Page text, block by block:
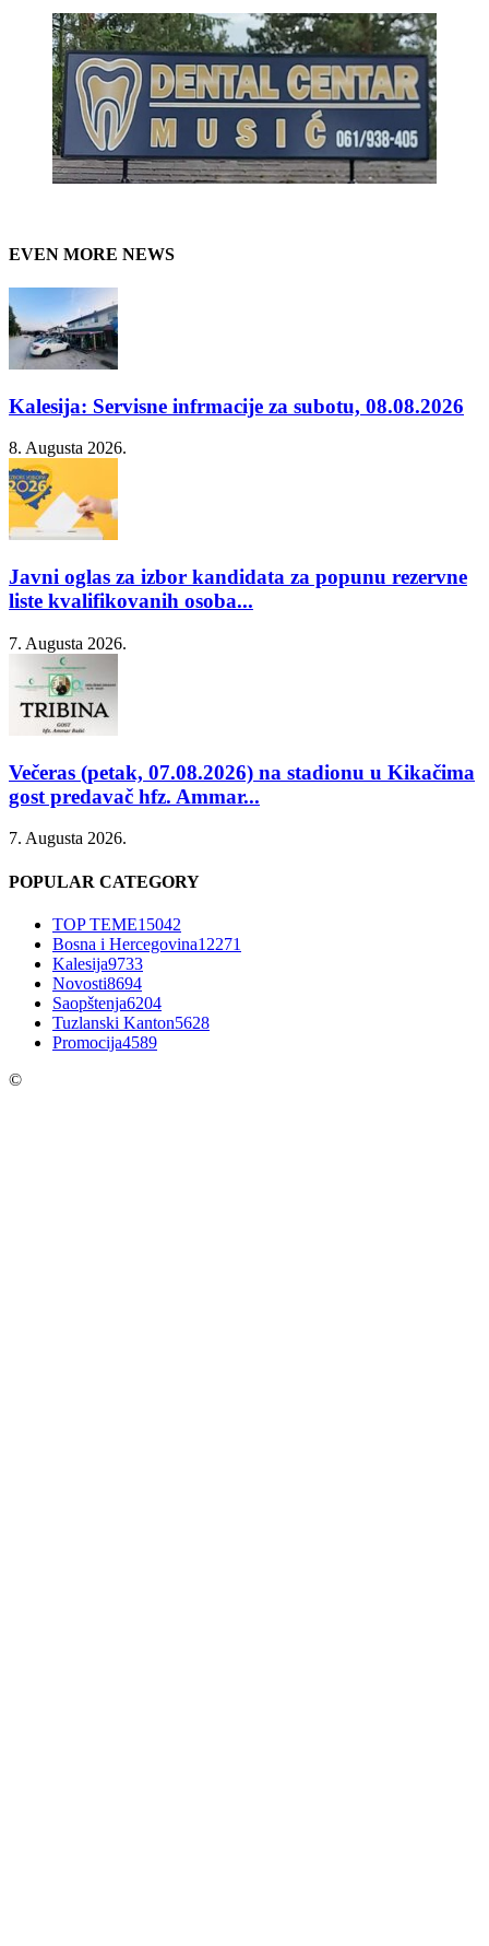
EVEN MORE NEWS
Kalesija: Servisne infrmacije za subotu, 08.08.2026
8. Augusta 2026.
Javni oglas za izbor kandidata za popunu rezervne
liste kvalifikovanih osoba...
7. Augusta 2026.
Večeras (petak, 07.08.2026) na stadionu u Kikačima
gost predavač hfz. Ammar...
7. Augusta 2026.
POPULAR CATEGORY
TOP TEME15042
Bosna i Hercegovina12271
Kalesija9733
Novosti8694
Saopštenja6204
Tuzlanski Kanton5628
Promocija4589
©